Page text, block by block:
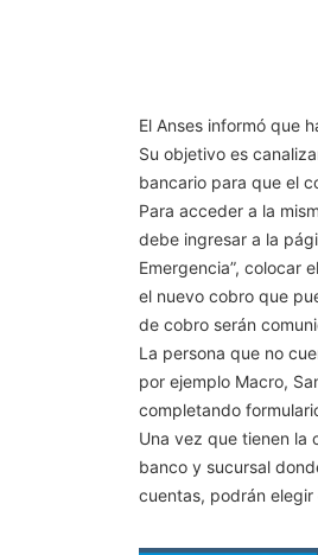
El Anses informó que
Su objetivo es
bancario para que el
Para acceder a la
debe ingresar a la
Emergencia”, colocar
el nuevo cobro que
de cobro serán
La persona que no
por ejemplo Macro,
completando
Una vez que tienen la
banco y sucursal
cuentas, podrán elegir